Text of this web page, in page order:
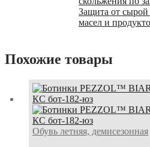
Защита от
масел и
Похожие товары
Обувь летняя, демисезонная